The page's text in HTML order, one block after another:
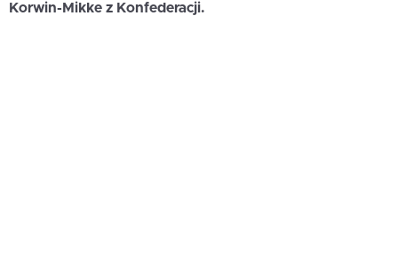
Korwin-Mikke z Konfederacji.